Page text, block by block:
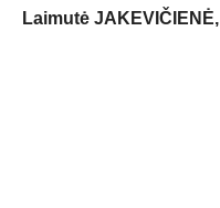
Laimutė JAKEVIČIENĖ,